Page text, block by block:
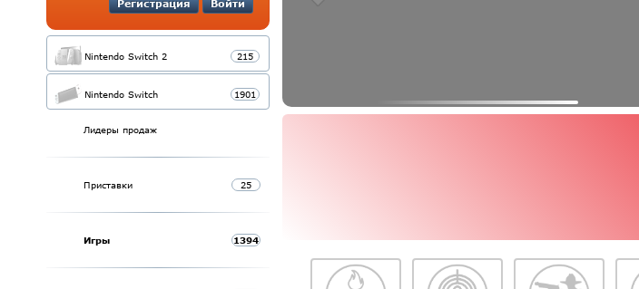
Регистрация Войти
Nintendo Switch 2 215
Nintendo Switch 1901
Лидеры продаж
Приставки 25
Игры 1394